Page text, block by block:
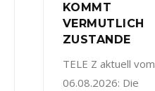
KOMMT
VERMUTLICH
ZUSTANDE
TELE Z aktuell vom
06.08.2026: Die